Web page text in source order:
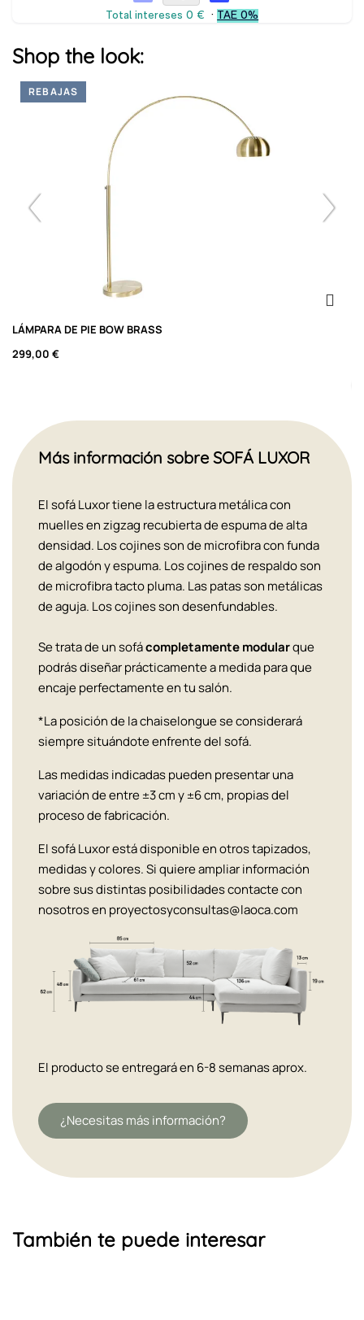
Shop the look:
LÁMPARA DE PIE BOW BRASS
299,00 €
REBAJAS
Más información sobre SOFÁ LUXOR
El sofá Luxor tiene la estructura metálica con
muelles en zigzag recubierta de espuma de alta
densidad. Los cojines son de microfibra con funda
de algodón y espuma. Los cojines de respaldo son
de microfibra tacto pluma. Las patas son metálicas
de aguja. Los cojines son desenfundables.
Se trata de un sofácompletamente modularque
podrás diseñar prácticamente a medida para que
encaje perfectamente en tu salón.
*La posición de la chaiselongue se considerará
siempre situándote enfrente del sofá.
Las medidas indicadas pueden presentar una
variación de entre ±3 cm y ±6 cm, propias del
proceso de fabricación.
El sofá Luxor está disponible en otros tapizados,
medidas y colores. Si quiere ampliar información
sobre sus distintas posibilidades contacte con
nosotros en proyectosyconsultas@laoca.com
El producto se entregará en 6-8 semanas aprox.
¿Necesitas más información?
También te puede interesar